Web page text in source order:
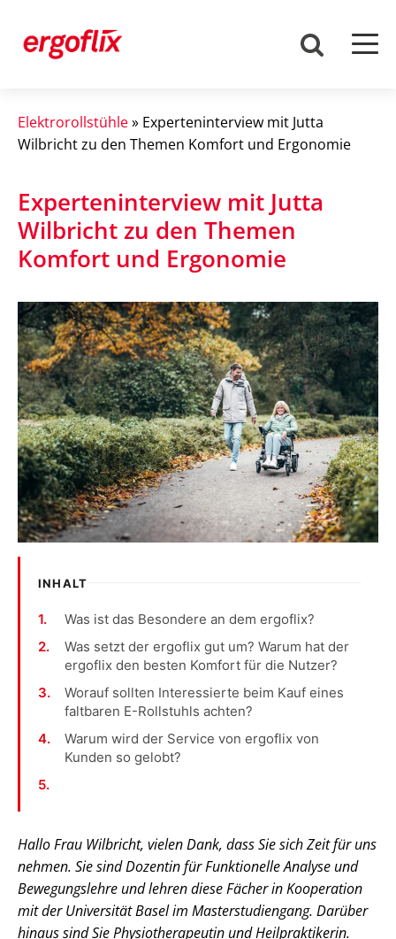
Elektrorollstühle» Experteninterview mit Jutta
Wilbricht zu den Themen Komfort und Ergonomie
Experteninterview mit Jutta
Wilbricht zu den Themen
Komfort und Ergonomie
INHALT
Was ist das Besondere an dem ergoflix?
Was setzt der ergoflix gut um? Warum hat der
ergoflix den besten Komfort für die Nutzer?
Worauf sollten Interessierte beim Kauf eines
faltbaren E-Rollstuhls achten?
Warum wird der Service von ergoflix von
Kunden so gelobt?
Hallo Frau Wilbricht, vielen Dank, dass Sie sich Zeit für uns
nehmen. Sie sind Dozentin für Funktionelle Analyse und
Bewegungslehre und lehren diese Fächer in Kooperation
mit der Universität Basel im Masterstudiengang. Darüber
hinaus sind Sie Physiotherapeutin und Heilpraktikerin.